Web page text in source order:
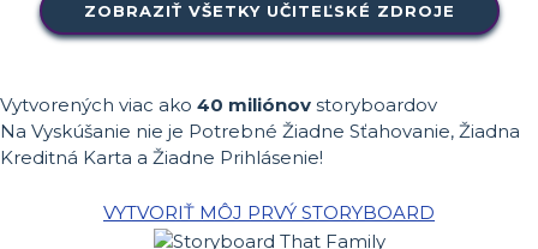
ZOBRAZIŤ VŠETKY UČITEĽSKÉ ZDROJE
Vytvorených viac ako 40 miliónov storyboardov
Na Vyskúšanie nie je Potrebné Žiadne Sťahovanie, Žiadna
Kreditná Karta a Žiadne Prihlásenie!
VYTVORIŤ MÔJ PRVÝ STORYBOARD